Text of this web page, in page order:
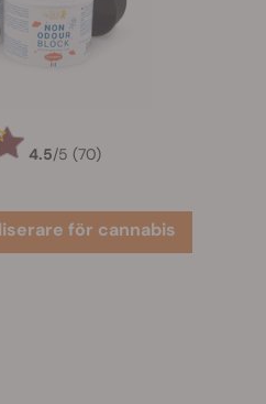
4.5/5 (70)
för cannabis